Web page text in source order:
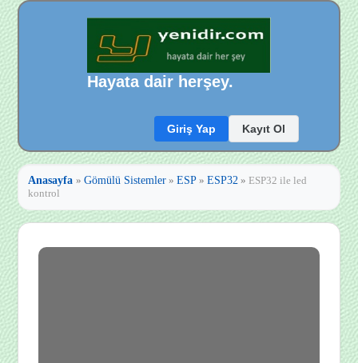
Hayata dair herşey.
Giriş Yap Kayıt Ol
Anasayfa »Gömülü Sistemler »ESP »ESP32 » ESP32 ile led
kontrol